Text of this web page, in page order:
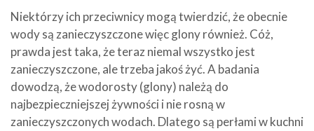
Niektórzy ich przeciwnicy mogą twierdzić, że obecnie
wody są zanieczyszczone więc glony również. Cóż,
prawda jest taka, że teraz niemal wszystko jest
zanieczyszczone, ale trzeba jakoś żyć. A badania
dowodzą, że wodorosty (glony) należą do
najbezpieczniejszej żywności i nie rosną w
zanieczyszczonych wodach. Dlatego są perłami w kuchni